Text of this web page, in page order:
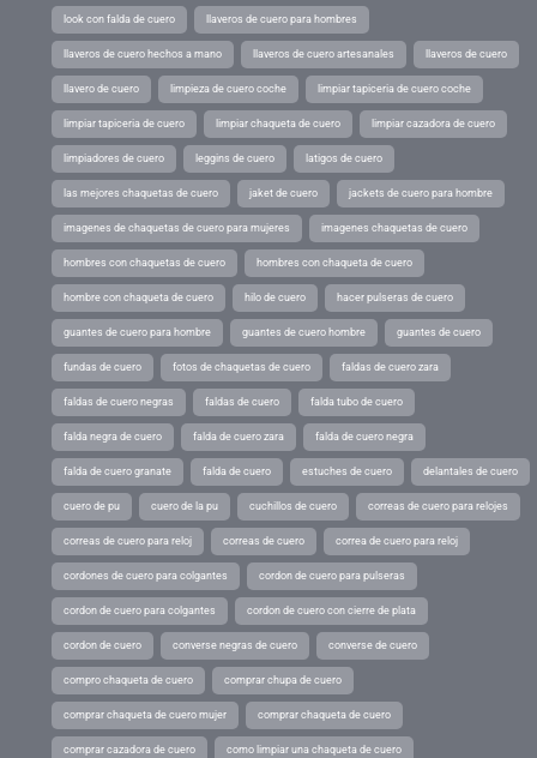
look con falda de cuero llaveros de cuero para hombres
llaveros de cuero hechos a mano llaveros de cuero artesanales llaveros de cuero
llavero de cuero limpieza de cuero coche limpiar tapiceria de cuero coche
limpiar tapiceria de cuero limpiar chaqueta de cuero limpiar cazadora de cuero
limpiadores de cuero leggins de cuero latigos de cuero
las mejores chaquetas de cuero jaket de cuero jackets de cuero para hombre
imagenes de chaquetas de cuero para mujeres imagenes chaquetas de cuero
hombres con chaquetas de cuero hombres con chaqueta de cuero
hombre con chaqueta de cuero hilo de cuero hacer pulseras de cuero
guantes de cuero para hombre guantes de cuero hombre guantes de cuero
fundas de cuero fotos de chaquetas de cuero faldas de cuero zara
faldas de cuero negras faldas de cuero falda tubo de cuero
falda negra de cuero falda de cuero zara falda de cuero negra
falda de cuero granate falda de cuero estuches de cuero delantales de cuero
cuero de pu cuero de la pu cuchillos de cuero correas de cuero para relojes
correas de cuero para reloj correas de cuero correa de cuero para reloj
cordones de cuero para colgantes cordon de cuero para pulseras
cordon de cuero para colgantes cordon de cuero con cierre de plata
cordon de cuero converse negras de cuero converse de cuero
compro chaqueta de cuero comprar chupa de cuero
comprar chaqueta de cuero mujer comprar chaqueta de cuero
comprar cazadora de cuero como limpiar una chaqueta de cuero